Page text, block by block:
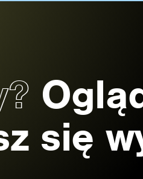
się